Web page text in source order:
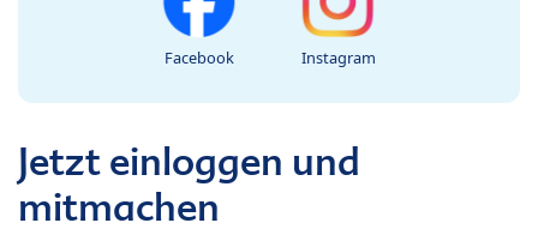
Facebook Instagram
Jetzt einloggen und
mitmachen